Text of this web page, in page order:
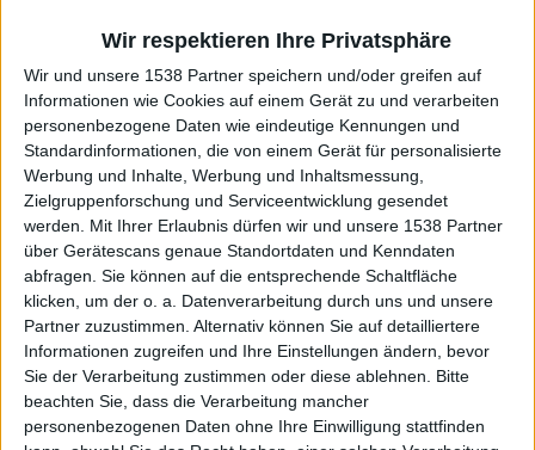
Wir respektieren Ihre Privatsphäre
Wir und unsere 1538 Partner speichern und/oder greifen auf
Informationen wie Cookies auf einem Gerät zu und verarbeiten
personenbezogene Daten wie eindeutige Kennungen und
Standardinformationen, die von einem Gerät für personalisierte
Werbung und Inhalte, Werbung und Inhaltsmessung,
Zielgruppenforschung und Serviceentwicklung gesendet
werden. Mit Ihrer Erlaubnis dürfen wir und unsere 1538 Partner
über Gerätescans genaue Standortdaten und Kenndaten
abfragen. Sie können auf die entsprechende Schaltfläche
klicken, um der o. a. Datenverarbeitung durch uns und unsere
Partner zuzustimmen. Alternativ können Sie auf detailliertere
Informationen zugreifen und Ihre Einstellungen ändern, bevor
Sie der Verarbeitung zustimmen oder diese ablehnen. Bitte
beachten Sie, dass die Verarbeitung mancher
personenbezogenen Daten ohne Ihre Einwilligung stattfinden
Weitere Videos dieser Sendung
Staffel 2, Folge 3: Was wäre wenn